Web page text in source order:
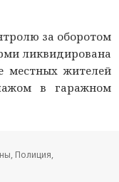
за оборотом
ликвидирована
местных жителей
в гаражном
, Полиция,